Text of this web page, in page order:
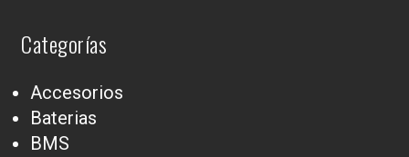
Categorías
Accesorios
Baterias
BMS